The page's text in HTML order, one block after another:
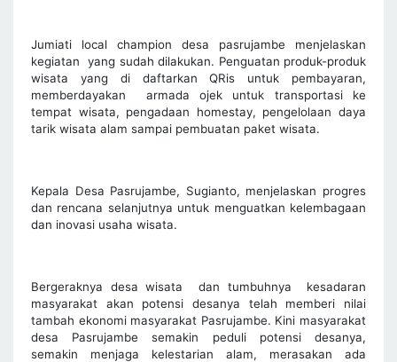
Jumiati local champion desa pasrujambe menjelaskan
kegiatan yang sudah dilakukan. Penguatan produk-produk
wisata yang di daftarkan QRis untuk pembayaran,
memberdayakan armada ojek untuk transportasi ke
tempat wisata, pengadaan homestay, pengelolaan daya
tarik wisata alam sampai pembuatan paket wisata.
Kepala Desa Pasrujambe, Sugianto, menjelaskan progres
dan rencana selanjutnya untuk menguatkan kelembagaan
dan inovasi usaha wisata.
Bergeraknya desa wisata dan tumbuhnya kesadaran
masyarakat akan potensi desanya telah memberi nilai
tambah ekonomi masyarakat Pasrujambe. Kini masyarakat
desa Pasrujambe semakin peduli potensi desanya,
semakin menjaga kelestarian alam, merasakan ada